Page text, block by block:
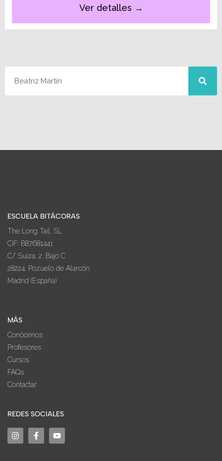
Ver detalles →
ESCUELA BITÁCORAS
The Long Tail, SL
CIF: B87681441
C/ Suiza, 2. Bajo C
28224. Pozuelo de Alarcón
Madrid (España)
MÁS
Conócenos
Profesores
Cursos
FAQs
Contactar
REDES SOCIALES